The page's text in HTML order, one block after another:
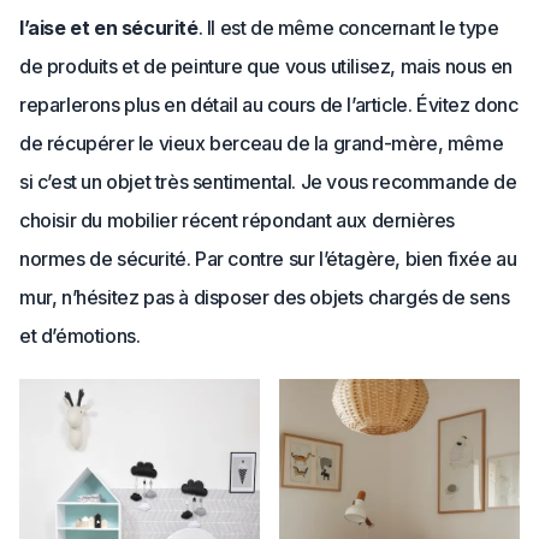
l’aise et en sécurité. Il est de même concernant le type
de produits et de peinture que vous utilisez, mais nous en
reparlerons plus en détail au cours de l’article. Évitez donc
de récupérer le vieux berceau de la grand-mère, même
si c’est un objet très sentimental. Je vous recommande de
choisir du mobilier récent répondant aux dernières
normes de sécurité. Par contre sur l’étagère, bien fixée au
mur, n’hésitez pas à disposer des objets chargés de sens
et d’émotions.